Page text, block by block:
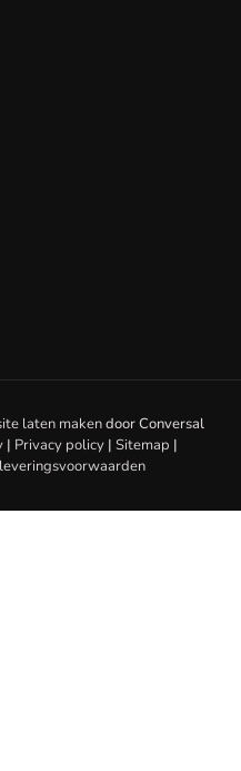
laten makendoorConversal
| Privacy policy | Sitemap |